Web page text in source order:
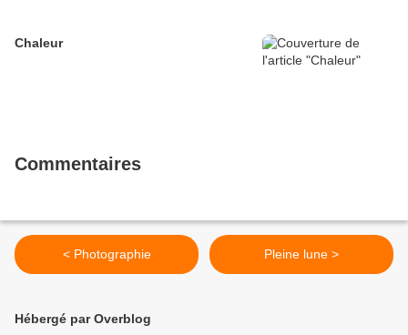
Chaleur
Commentaires
< Photographie Pleine lune >
Hébergé par Overblog